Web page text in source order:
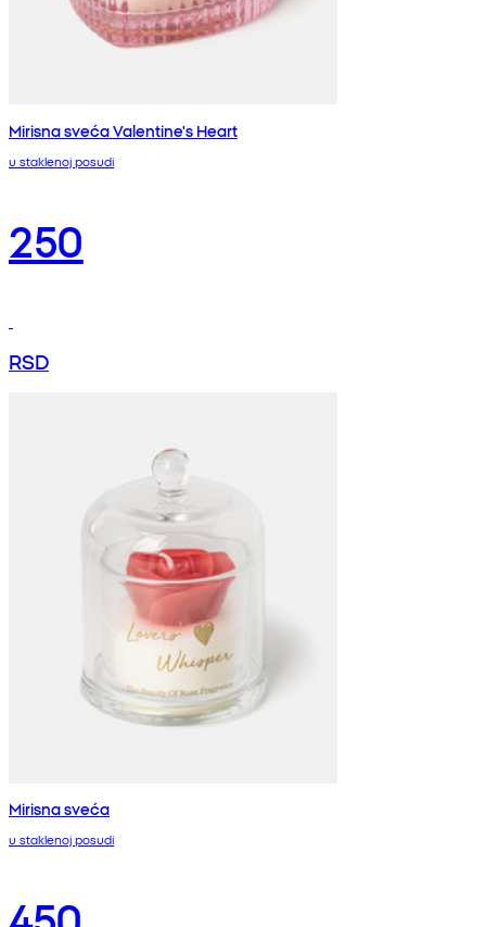
Mirisna sveća Valentine's Heart
u staklenoj posudi
250
RSD
Mirisna sveća
u staklenoj posudi